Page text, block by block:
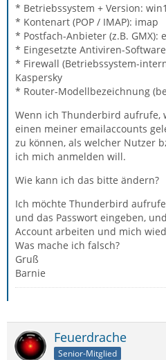
* Betriebssystem + Version:
* Kontenart (POP / IMAP): imap
* Postfach-Anbieter (z.B. GMX):
* Eingesetzte Antiviren-
* Firewall (Betriebssystem-
Kaspersky
* Router-Modellbezeichnung
Wenn ich Thunderbird aufrufe,
einen meiner emailaccounts
zu können, als welcher Nutzer
ich mich anmelden will.
Wie kann ich das bitte ändern?
Ich möchte Thunderbird
und das Passwort eingeben,
Account arbeiten und mich
Was mache ich falsch?
Gruß
Barnie
Feuerdrache
Senior-Mitglied